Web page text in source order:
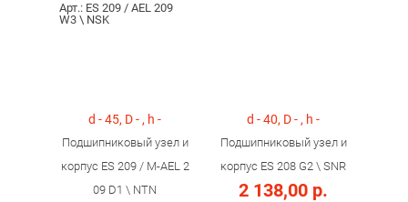
Арт.: ES 209 / AEL 209
W3 \ NSK
d - 45, D - , h -
Подшипниковый узел и
корпус ES 209 / M-AEL 2
09 D1 \ NTN
d - 40, D - , h -
Подшипниковый узел и
корпус ES 208 G2 \ SNR
2 138,00 р.